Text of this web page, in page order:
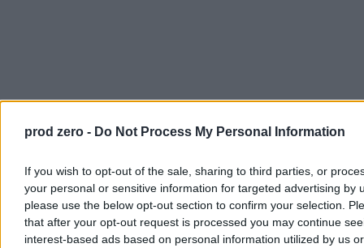
prod zero - Do Not Process My Personal Information
If you wish to opt-out of the sale, sharing to third parties, or
your personal or sensitive information for targeted advertising by
please use the below opt-out section to confirm your selection.
that after your opt-out request is processed you may continue
interest-based ads based on personal information utilized by us or